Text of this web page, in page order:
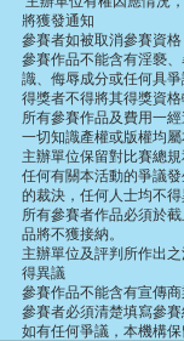
將獲發通知
參賽者如被取消參賽資格
參賽作品不能含有淫褻
識、侮辱成分或任何具爭
得獎者不得將其得獎資格
所有參賽作品及費用一
一切知識產權或版權均屬
主辦單位保留對比賽總
任何有關本活動的爭議
的裁決，任何人士均不得
所有參賽者作品必須於
品將不獲接納。
主辦單位及評判所作出
得異議
參賽作品不能含有宣傳商
參賽者必須清楚填寫參
如有任何爭議，本機構保